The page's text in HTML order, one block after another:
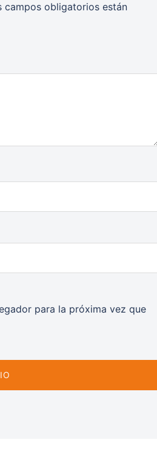
campos obligatorios están
para la próxima vez que